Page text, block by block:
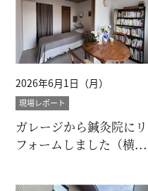
2026年6月1日（月）
現場レポート
ガレージから鍼灸院にリ
フォームしました（横...